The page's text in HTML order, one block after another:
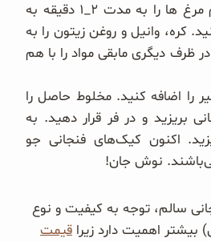
در یک ظرف بزرگ تخم مرغ ها را به مدت ۲_۱ دقیقه به
کره، وانیل و روغن زیتون را به
ظرف دیگری مابقی مواد را با هم
را اضافه کنید. مخلوط حاصل را
بریزید و در فر قرار دهید. به
بپزید. اکنون کیک‌های فنجانی جو
نوش جان!
سالم، توجه به کیفیت و نوع
اهمیت دارد زیرا قیمت